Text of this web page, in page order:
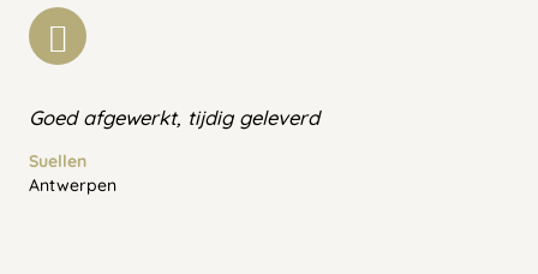
Goed afgewerkt, tijdig geleverd
Suellen
Antwerpen